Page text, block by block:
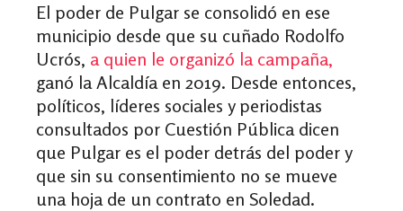
El poder de Pulgar se consolidó en ese
municipio desde que su cuñado Rodolfo
Ucrós, a quien le organizó la campaña,
ganó la Alcaldía en 2019. Desde entonces,
políticos, líderes sociales y periodistas
consultados por Cuestión Pública dicen
que Pulgar es el poder detrás del poder y
que sin su consentimiento no se mueve
una hoja de un contrato en Soledad.